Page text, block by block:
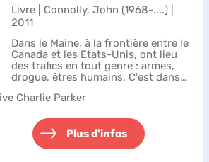
Livre | Connolly, John (1968-....) |
2011
Dans le Maine, à la frontière entre le
Canada et les Etats-Unis, ont lieu
des trafics en tout genre : armes,
drogue, êtres humains. C'est dans
vétérans désabusés, rentrés d'Irak
Charlie Parker
Plus d'infos